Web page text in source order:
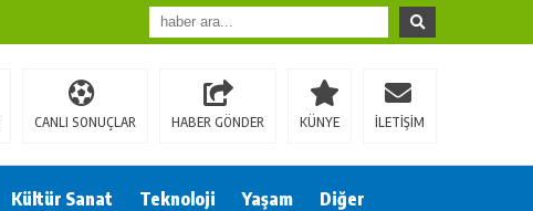
CANLI SONUÇLAR HABER GÖNDER KÜNYE İLETİŞİM
Kültür Sanat Teknoloji Yaşam Diğer